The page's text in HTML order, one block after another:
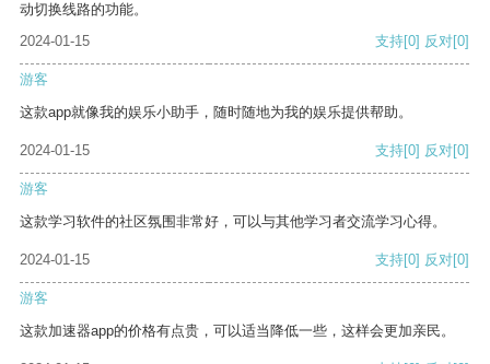
动切换线路的功能。
2024-01-15
支持[0] 反对[0]
游客
这款app就像我的娱乐小助手，随时随地为我的娱乐提供帮助。
2024-01-15 支持[0] 反对[0]
游客
这款学习软件的社区氛围非常好，可以与其他学习者交流学习心得。
2024-01-15 支持[0] 反对[0]
游客
这款加速器app的价格有点贵，可以适当降低一些，这样会更加亲民。